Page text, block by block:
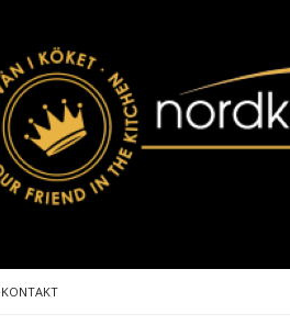
KONTAKT